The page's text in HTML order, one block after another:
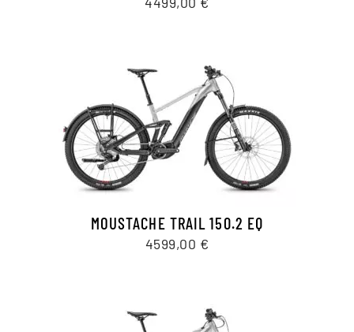
MOUSTACHE TRAIL 150.2 EQ
4599,00 €